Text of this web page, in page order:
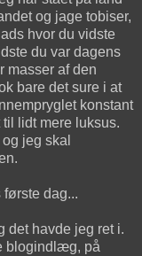
og jage tobiser,
hvor du vidste
du var dagens
masser af den
bare det sure i at
konstant
lidt mere luksus.
jeg skal
første dag...
det havde jeg ret i.
blogindlæg, på